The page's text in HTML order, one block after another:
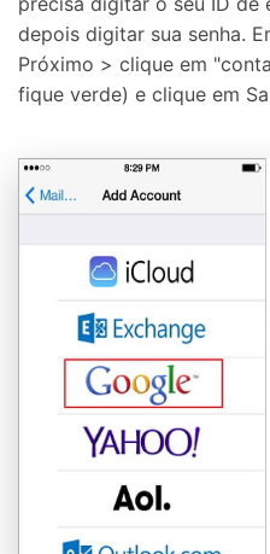
depois digitar sua senha.
Próximo > clique em
fique verde) e clique em